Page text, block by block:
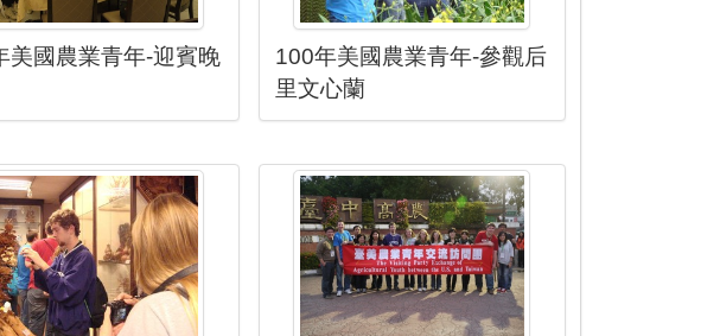
美國農業青年-迎賓晚
100年美國農業青年-參觀后
里文心蘭